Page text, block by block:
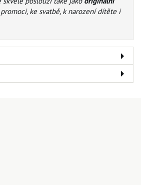
ke svatbě, k narození dítěte i